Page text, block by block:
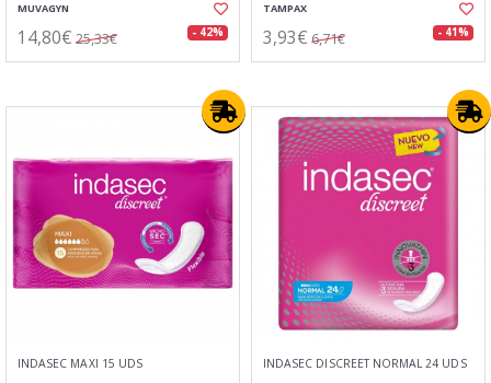
MUVAGYN
14,80€ 25,33€ - 42%
TAMPAX
3,93€ 6,71€ - 41%
INDASEC MAXI 15 UDS INDASEC DISCREET NORMAL 24 UDS